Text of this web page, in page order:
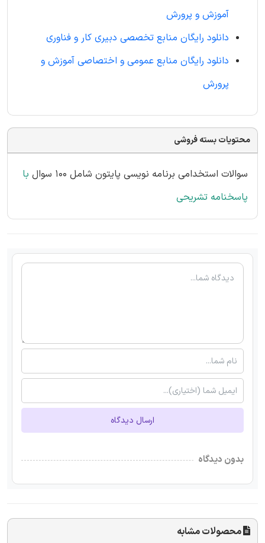
آموزش و پرورش
دانلود رایگان منابع تخصصی دبیری کار و فناوری
دانلود رایگان منابع عمومی و اختصاصی آموزش و
پرورش
محتویات بسته فروشی
سوالات استخدامی برنامه نویسی پایتون شامل 100 سوال
با
پاسخنامه تشریحی
ارسال دیدگاه
بدون دیدگاه
محصولات مشابه